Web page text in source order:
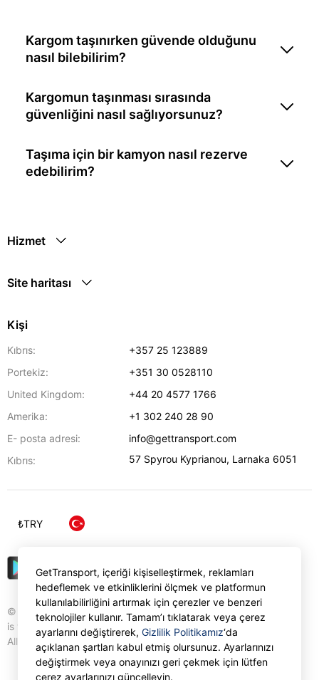
Kargom taşınırken güvende olduğunu
nasıl bilebilirim?
Kargomun taşınması sırasında
güvenliğini nasıl sağlıyorsunuz?
Taşıma için bir kamyon nasıl rezerve
edebilirim?
Hizmet
Site haritası
Kişi
Kıbrıs:
+357 25 123889
Portekiz:
+351 30 0528110
United Kingdom:
+44 20 4577 1766
Amerika:
+1 302 240 28 90
E- posta adresi:
info@gettransport.com
Kıbrıs:
57 Spyrou Kyprianou, Larnaka 6051
© Gettransport International Limited. GetTransport®
is trademark of Gettransport International Limited.
All rights reserved.
₺TRY
GetTransport, içeriği kişiselleştirmek, reklamları
hedeflemek ve etkinliklerini ölçmek ve platformun
kullanılabilirliğini artırmak için çerezler ve benzeri
teknolojiler kullanır. Tamam’ı tıklatarak veya çerez
ayarlarını değiştirerek, Gizlilik Politikamız‘da
açıklanan şartları kabul etmiş olursunuz. Ayarlarınızı
değiştirmek veya onayınızı geri çekmek için lütfen
çerez ayarlarınızı güncelleyin.